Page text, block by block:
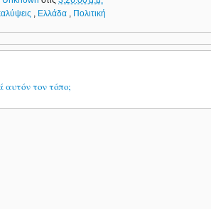
, Ελλάδα , Πολιτική
αυτόν τον τόπο;